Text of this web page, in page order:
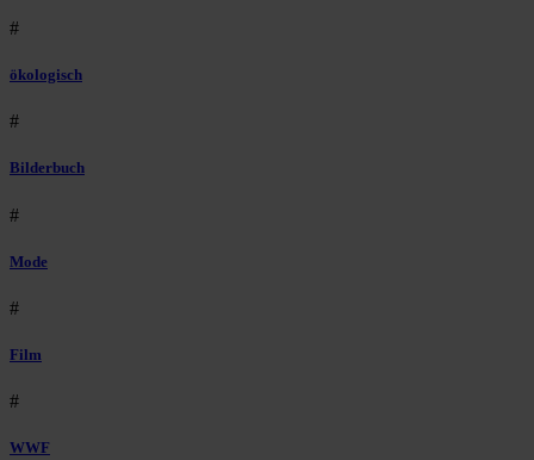
#
ökologisch
#
Bilderbuch
#
Mode
#
Film
#
WWF